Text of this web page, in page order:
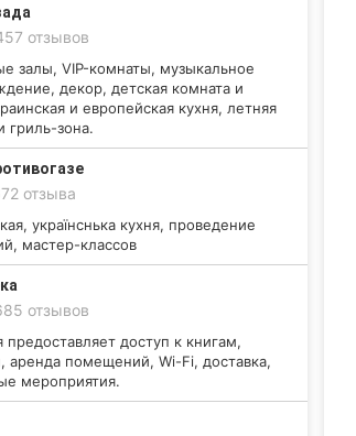
отзывов
залы, VIP-комнаты, музыкальное
декор, детская комната и
и европейская кухня, летняя
гриль-зона.
отзыва
українснька кухня, проведение
мастер-классов
отзывов
предоставляет доступ к книгам,
аренда помещений, Wi-Fi, доставка,
мероприятия.